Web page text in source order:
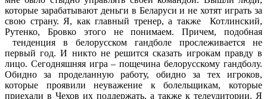
которые зарабатывают деньги в Беларуси и не хотят играть за
свою страну. Я, как главный тренер, а также Котлинский,
Рутенко, Бровко этого не понимаем. Причем, подобная
тенденция в белорусском гандболе прослеживается не
первый год. И никто не решится сказать игрокам правду в
лицо. Сегодняшняя игра – пощечина белорусскому гандболу.
Обидно за проделанную работу, обидно за тех игроков,
которые проявили неуважение к болельщикам, которые
приехали в Чехов их поддержать, а также к телеудитории. Я